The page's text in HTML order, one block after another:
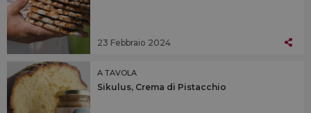
23 Febbraio 2024
A TAVOLA
Sikulus, Crema di Pistacchio